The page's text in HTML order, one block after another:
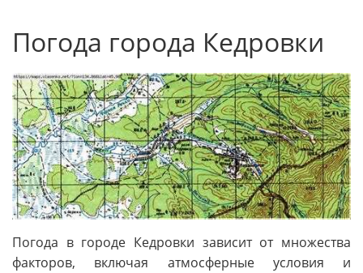
Погода города Кедровки
Погода в городе Кедровки зависит от множества
факторов, включая атмосферные условия и